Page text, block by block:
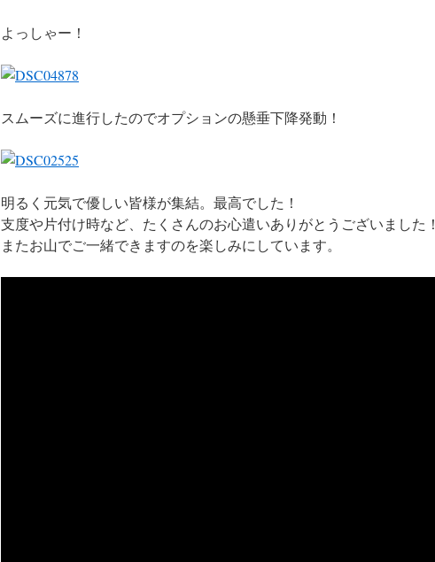
よっしゃー！
スムーズに進行したのでオプションの懸垂下降発動！
明るく元気で優しい皆様が集結。最高でした！
支度や片付け時など、たくさんのお心遣いありがとうございました！
またお山でご一緒できますのを楽しみにしています。